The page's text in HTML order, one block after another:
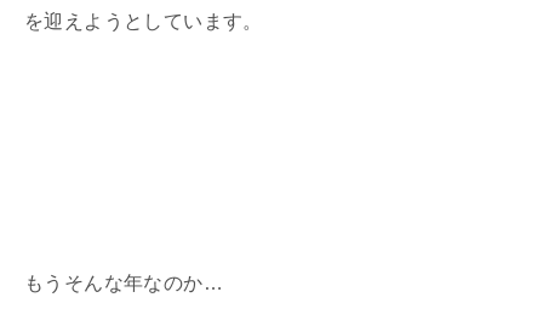
を迎えようとしています。
もうそんな年なのか…